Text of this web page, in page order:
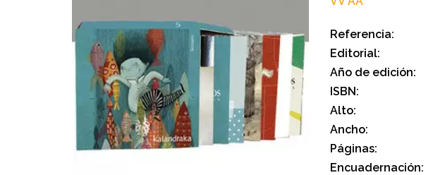
Referencia:
Editorial:
Año de edición:
ISBN:
Alto:
Ancho:
Páginas:
Encuadernación: